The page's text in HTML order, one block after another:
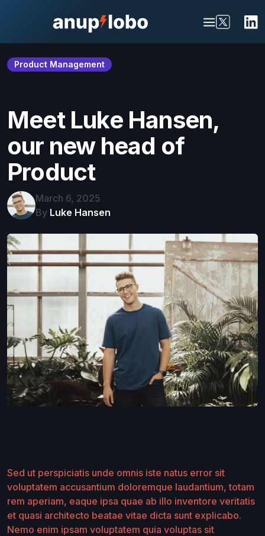
Product Management
Meet Luke Hansen,
our new head of
Product
March 6, 2025
By Luke Hansen
Sed ut perspiciatis unde omnis iste natus error sit
voluptatem accusantium doloremque laudantium, totam
rem aperiam, eaque ipsa quae ab illo inventore veritatis
et quasi architecto beatae vitae dicta sunt explicabo.
Nemo enim ipsam voluptatem quia voluptas sit